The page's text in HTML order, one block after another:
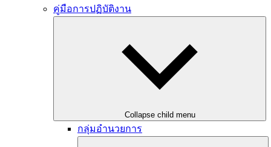
คู่มือการปฏิบัติงาน
Collapse child menu
กลุ่มอำนวยการ